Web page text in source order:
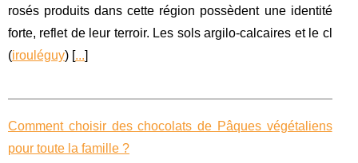
rosés produits dans cette région possèdent une identité
forte, reflet de leur terroir. Les sols argilo-calcaires et le cl
(irouléguy) [...]
Comment choisir des chocolats de Pâques végétaliens
pour toute la famille ?